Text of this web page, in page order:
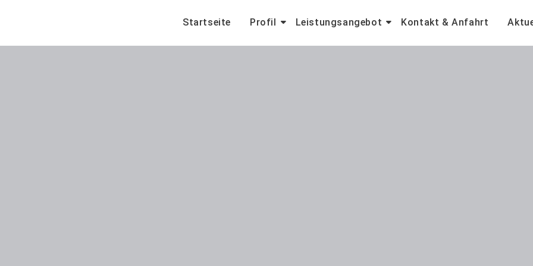
Startseite Profil Leistungsangebot Kontakt & Anfahrt